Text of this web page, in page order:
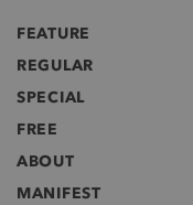
FEATURE
REGULAR
SPECIAL
FREE
ABOUT
MANIFEST